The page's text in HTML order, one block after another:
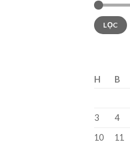
LỌC
H B
3
4
10
11